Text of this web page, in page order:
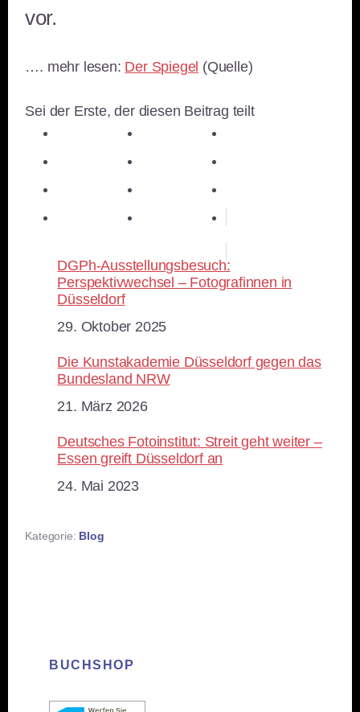
vor.
…. mehr lesen: Der Spiegel (Quelle)
Sei der Erste, der diesen Beitrag teilt
DGPh-Ausstellungsbesuch:
Perspektivwechsel – Fotografinnen in
Düsseldorf
Datum
29. Oktober 2025
Die Kunstakademie Düsseldorf gegen das
Bundesland NRW
Datum
21. März 2026
Deutsches Fotoinstitut: Streit geht weiter –
Essen greift Düsseldorf an
Datum
24. Mai 2023
Kategorie: Blog
BUCHSHOP